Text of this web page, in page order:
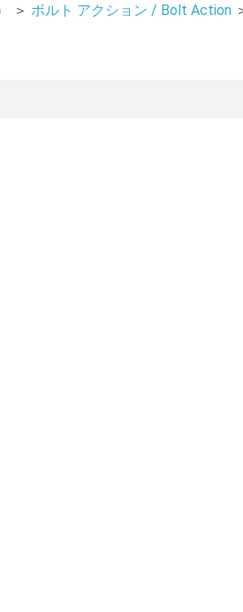
＞ ボルト アクション / Bolt Action